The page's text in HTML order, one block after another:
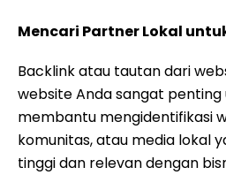
Mencari Partner Lokal
Backlink atau tautan dari
website Anda sangat penting
membantu mengidentifikasi
komunitas, atau media lokal
tinggi dan relevan dengan